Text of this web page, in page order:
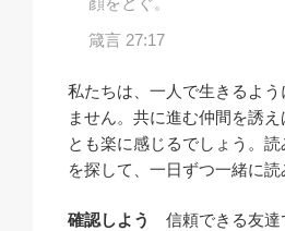
箴言 27:17
私たちは、一人で生きるよ
ません。共に進む仲間を誘え
とも楽に感じるでしょう。読
を探して、一日ずつ一緒に読
確認しよう
信頼できる友達